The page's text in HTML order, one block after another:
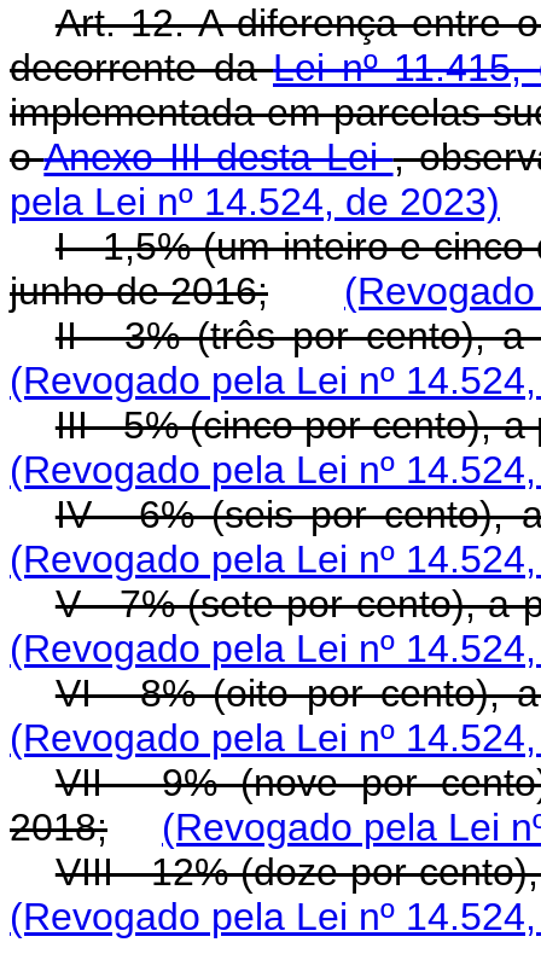
Art. 12. A diferença entre
decorrente daLei nº
implementada em parcelas
oAnexo III desta Lei,
pela Lei nº 14.524, de 2023)
I - 1,5% (um inteiro e cinco
junho de 2016;
II - 3% (três por cento),
(Revogado pela Lei nº
III - 5% (cinco por cento),
(Revogado pela Lei nº
IV - 6% (seis por cento),
(Revogado pela Lei nº
V - 7% (sete por cento), a
(Revogado pela Lei nº
VI - 8% (oito por cento),
(Revogado pela Lei nº
VII - 9% (nove por
2018;
(Revogado pela Lei
VIII - 12% (doze por
(Revogado pela Lei nº